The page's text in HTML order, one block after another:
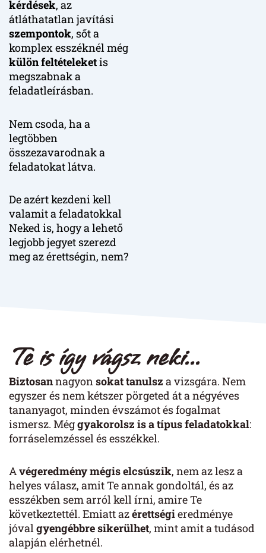
kérdések, az
átláthatatlan javítási
szempontok, sőt a
komplex esszéknél még
külön feltételeketis
megszabnak a
feladatleírásban.
Nem csoda, ha a
legtöbben
összezavarodnak a
feladatokat látva.
De azért kezdeni kell
valamit a feladatokkal
Neked is, hogy a lehető
legjobb jegyet szerezd
meg az érettségin, nem?
Te is így vágsz neki...
Biztosannagyon sokat tanulsz a vizsgára. Nem
egyszer és nem kétszer pörgeted át a négyéves
tananyagot, minden évszámot és fogalmat
ismersz. Méggyakorolsz is a típus feladatokkal:
forráselemzéssel és esszékkel.
Avégeredmény mégis elcsúszik, nem az lesz a
helyes válasz, amit Te annak gondoltál, és az
esszékben sem arról kell írni, amire Te
következtettél. Emiatt azérettségieredménye
jóvalgyengébbre sikerülhet, mint amit a tudásod
alapján elérhetnél.